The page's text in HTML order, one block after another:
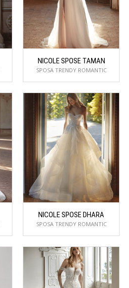
NICOLE SPOSE TAMAN
SPOSA TRENDY ROMANTIC
NICOLE SPOSE DHARA
SPOSA TRENDY ROMANTIC